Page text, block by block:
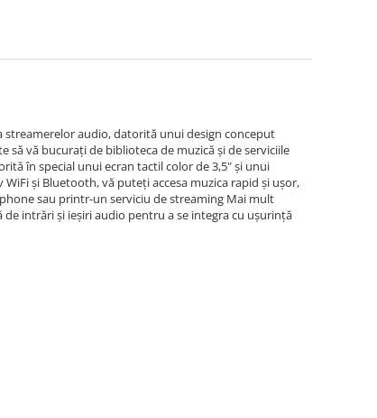
audio, datorită unui design conceput
să vă bucurați de biblioteca de muzică și de serviciile
în special unui ecran tactil color de 3,5" și unui
și Bluetooth, vă puteți accesa muzica rapid și ușor,
sau printr-un serviciu de streaming Mai mult
intrări și ieșiri audio pentru a se integra cu ușurință